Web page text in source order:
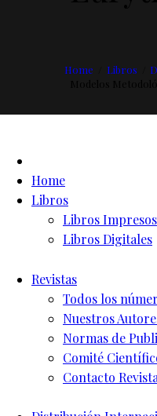
Home Libros
Home
Libros
Libros Impresos
Libros Digitales
Revistas
Todos los
Nuestros
Normas de
Comité
Contacto Revista